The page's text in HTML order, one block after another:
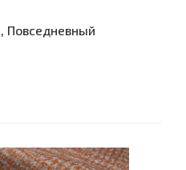
Повседневный